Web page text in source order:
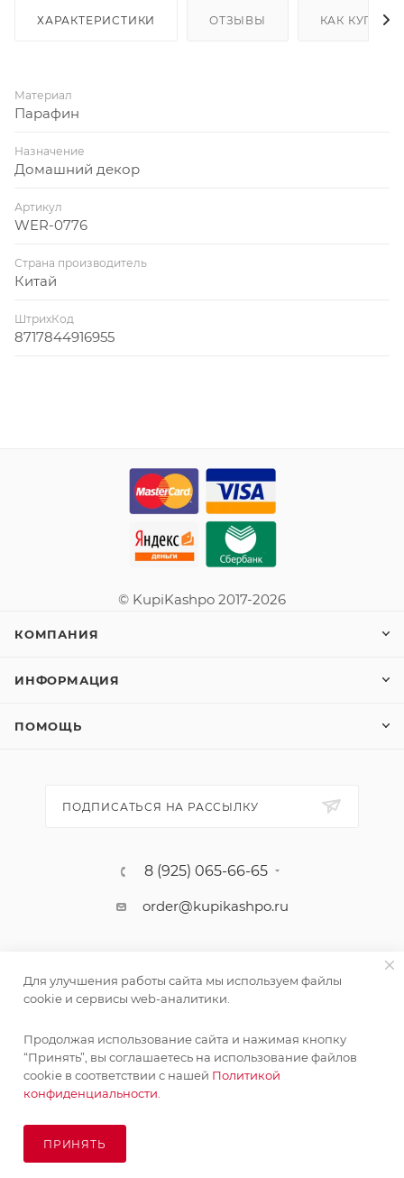
ХАРАКТЕРИСТИКИ ОТЗЫВЫ КАК КУПИТЬ
Материал
Парафин
Назначение
Домашний декор
Артикул
WER-0776
Страна производитель
Китай
ШтрихКод
8717844916955
© KupiKashpo 2017-2026
КОМПАНИЯ
ИНФОРМАЦИЯ
ПОМОЩЬ
ПОДПИСАТЬСЯ НА РАССЫЛКУ
8 (925) 065-66-65
order@kupikashpo.ru
©КупиКашпо 2017-2026
Для улучшения работы сайта мы используем файлы
cookie и сервисы web-аналитики.
Продолжая использование сайта и нажимая кнопку
“Принять”, вы соглашаетесь на использование файлов
cookie в соответствии с нашей Политикой
конфиденциальности.
ПРИНЯТЬ